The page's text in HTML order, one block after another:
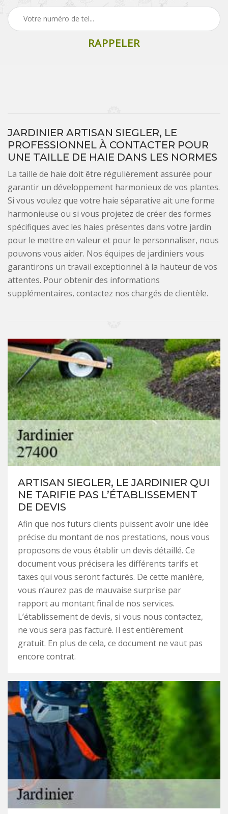
JARDINIER ARTISAN SIEGLER, LE
PROFESSIONNEL À CONTACTER POUR
UNE TAILLE DE HAIE DANS LES NORMES
La taille de haie doit être régulièrement assurée pour
garantir un développement harmonieux de vos plantes.
Si vous voulez que votre haie séparative ait une forme
harmonieuse ou si vous projetez de créer des formes
spécifiques avec les haies présentes dans votre jardin
pour le mettre en valeur et pour le personnaliser, nous
pouvons vous aider. Nos équipes de jardiniers vous
garantirons un travail exceptionnel à la hauteur de vos
attentes. Pour obtenir des informations
supplémentaires, contactez nos chargés de clientèle.
ARTISAN SIEGLER, LE JARDINIER QUI
NE TARIFIE PAS L’ÉTABLISSEMENT
DE DEVIS
Afin que nos futurs clients puissent avoir une idée
précise du montant de nos prestations, nous vous
proposons de vous établir un devis détaillé. Ce
document vous précisera les différents tarifs et
taxes qui vous seront facturés. De cette manière,
vous n’aurez pas de mauvaise surprise par
rapport au montant final de nos services.
L’établissement de devis, si vous nous contactez,
ne vous sera pas facturé. Il est entièrement
gratuit. En plus de cela, ce document ne vaut pas
encore contrat.